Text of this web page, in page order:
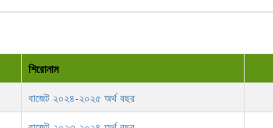
শিরোনাম
বাজেট ২০২৪-২০২৫ অর্থ বছর